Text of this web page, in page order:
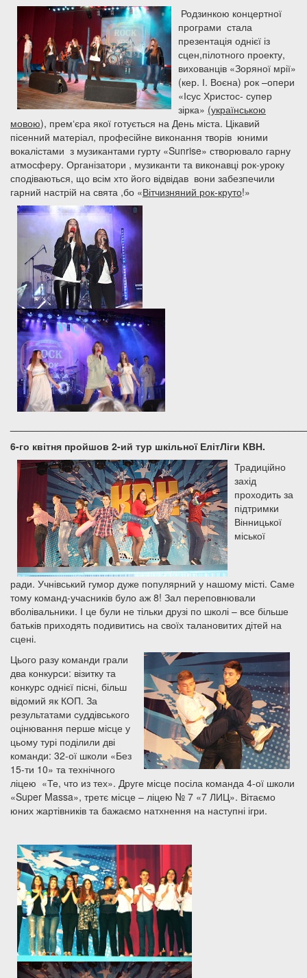
Родзинкою концертної
програми стала
презентація однієї із
сцен,пілотного проекту,
вихованців «Зоряної мрії»
(кер. І. Воєна) рок –опери
«Ісус Христос- супер
зірка» (українською
мовою), прем‘єра якої готується на День міста. Цікавий
пісенний матеріал, професійне виконання творів юними
вокалістами з музикантами гурту «Sunrise» створювало гарну
атмосферу. Організатори , музиканти та виконавці рок-уроку
сподіваються, що всім хто його відвідав вони забезпечили
гарний настрій на свята ,бо «Вітчизняний рок-круто!»
6-го квітня пройшов 2-ий тур шкільної ЕлітЛіги КВН.
Традиційно
захід
проходить за
підтримки
Вінницької
міської
ради. Учнівський гумор дуже популярний у нашому місті. Саме
тому команд-учасників було аж 8! Зал переповнювали
вболівальники. І це були не тільки друзі по школі – все більше
батьків приходять подивитись на своїх талановитих дітей на
сцені.
Цього разу команди грали
два конкурси: візитку та
конкурс однієї пісні, більш
відомий як КОП. За
результатами суддівського
оцінювання перше місце у
цьому турі поділили дві
команди: 32-ої школи «Без
15-ти 10» та технічного
ліцею «Те, что из тех». Друге місце посіла команда 4-ої школи
«Super Massa», третє місце – ліцею № 7 «7 ЛИЦ». Вітаємо
юних жартівників та бажаємо натхнення на наступні ігри.